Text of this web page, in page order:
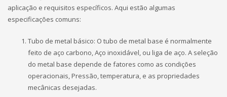
aplicação e requisitos específicos. Aqui estão algumas
especificações comuns:
Tubo de metal básico: O tubo de metal base é normalmente
feito de aço carbono, Aço inoxidável, ou liga de aço. A seleção
do metal base depende de fatores como as condições
operacionais, Pressão, temperatura, e as propriedades
mecânicas desejadas.